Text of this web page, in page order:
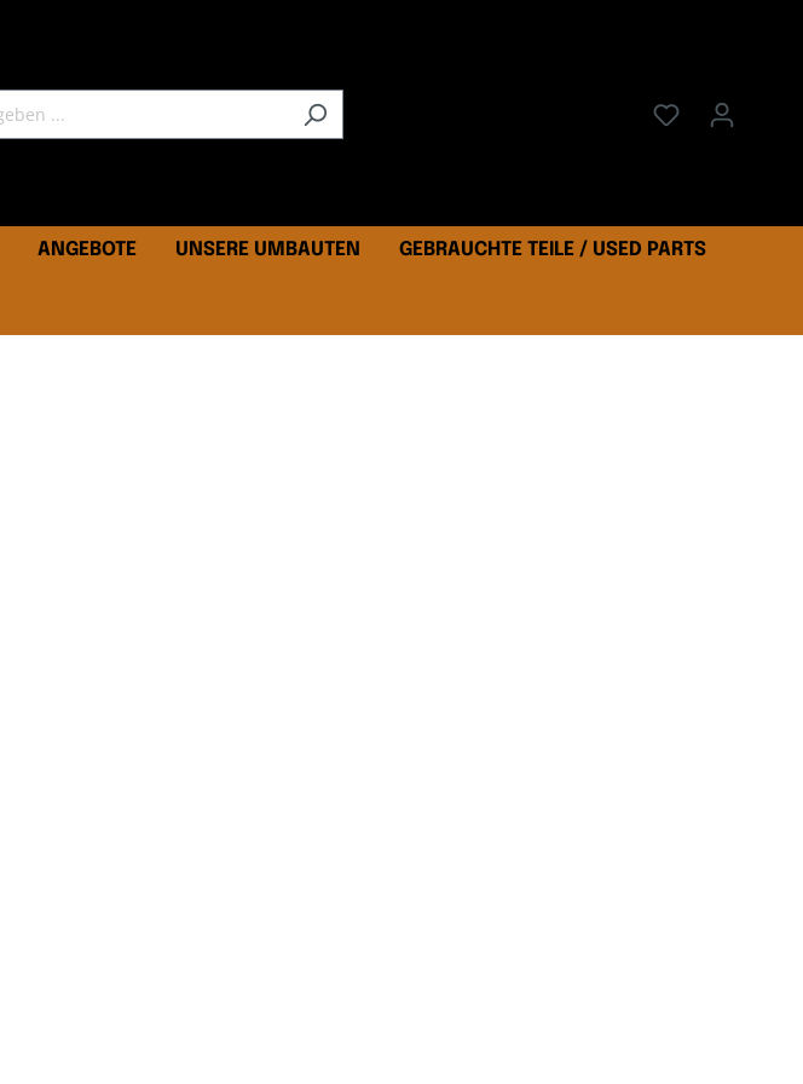
ANGEBOTE UNSERE UMBAUTEN GEBRAUCHTE TEILE / USED PARTS